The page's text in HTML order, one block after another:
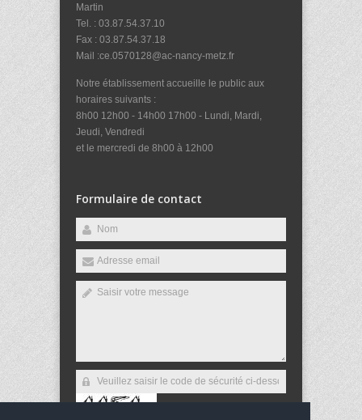
Martin
Tel. : 03.87.54.37.10
Fax : 03.87.54.37.18
Mail :ce.0570128@ac-nancy-metz.fr
Notre établissement accueille le public aux
horaires suivants :
8h00 12h00 - 14h00 17h00 - Lundi, Mardi,
Jeudi, Vendredi
et le mercredi de 8h00 à 12h00
Formulaire de contact